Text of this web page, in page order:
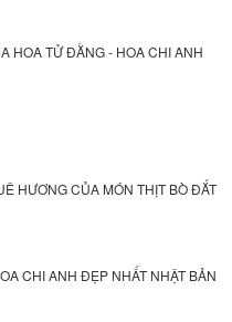
HOA TỬ ĐẰNG - HOA CHI ANH
HƯƠNG CỦA MÓN THỊT BÒ ĐẮT
CHI ANH ĐẸP NHẤT NHẬT BẢN